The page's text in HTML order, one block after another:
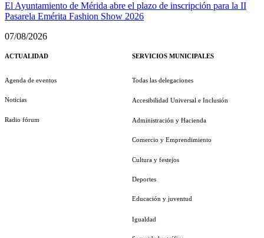
El Ayuntamiento de Mérida abre el plazo de inscripción para la II
Pasarela Emérita Fashion Show 2026
07/08/2026
ACTUALIDAD
Agenda de eventos
Noticias
Radio fórum
SERVICIOS MUNICIPALES
Todas las delegaciones
Accesibilidad Universal e Inclusión
Administración y Hacienda
Comercio y Emprendimiento
Cultura y festejos
Deportes
Educación y juventud
Igualdad